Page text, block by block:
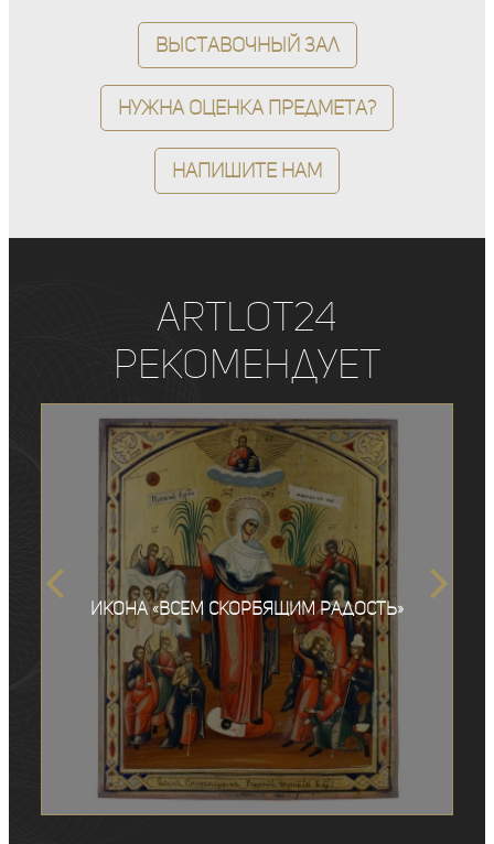
Выставочный зал
Нужна оценка предмета?
Напишите нам
ArtLot24
рекомендует
Икона «Всем скорбящим радость»